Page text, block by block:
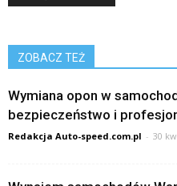
ZOBACZ TEŻ
Wymiana opon w
bezpieczeństwo i
Redakcja Auto-speed.com.pl - 30